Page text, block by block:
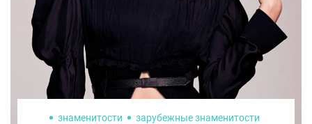
механических инструментов и перейти к
более контролируемой работе с костными
знаменитости
зарубежные знаменитости